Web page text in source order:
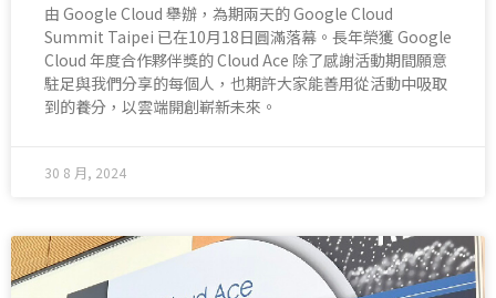
由 Google Cloud 舉辦，為期兩天的 Google Cloud
Summit Taipei 已在10月18日圓滿落幕。長年榮獲 Google
Cloud 年度合作夥伴獎的 Cloud Ace 除了感謝活動期間願意
駐足與我們分享的每個人，也期許大家能善用從活動中吸取
到的養分，以雲端開創嶄新未來。
30 8 月, 2024